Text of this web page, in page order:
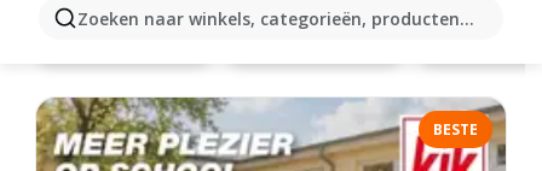
Zoeken naar winkels, categorieën, producten...
Albert Heijn
BESTE